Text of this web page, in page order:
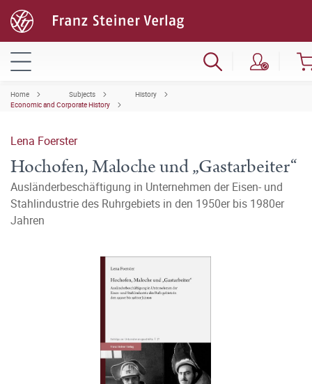
Home Subjects
History
Economic and Corporate History
Lena Foerster
Hochofen, Maloche und „Gastarbeiter“
Ausländerbeschäftigung in Unternehmen der Eisen- und
Stahlindustrie des Ruhrgebiets in den 1950er bis 1980er
Jahren